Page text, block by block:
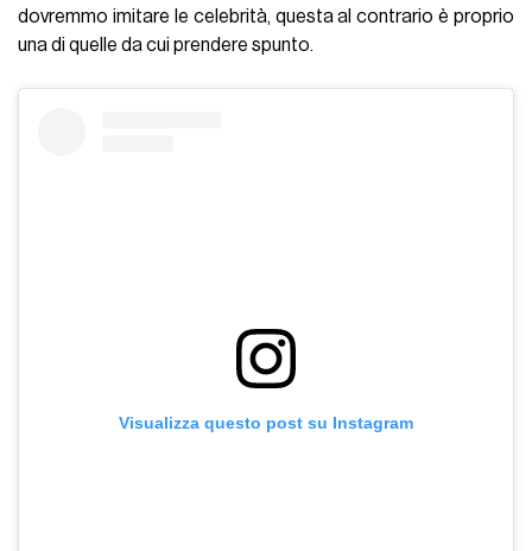
dovremmo imitare le celebrità, questa al contrario è proprio
una di quelle da cui prendere spunto.
Visualizza questo post su Instagram